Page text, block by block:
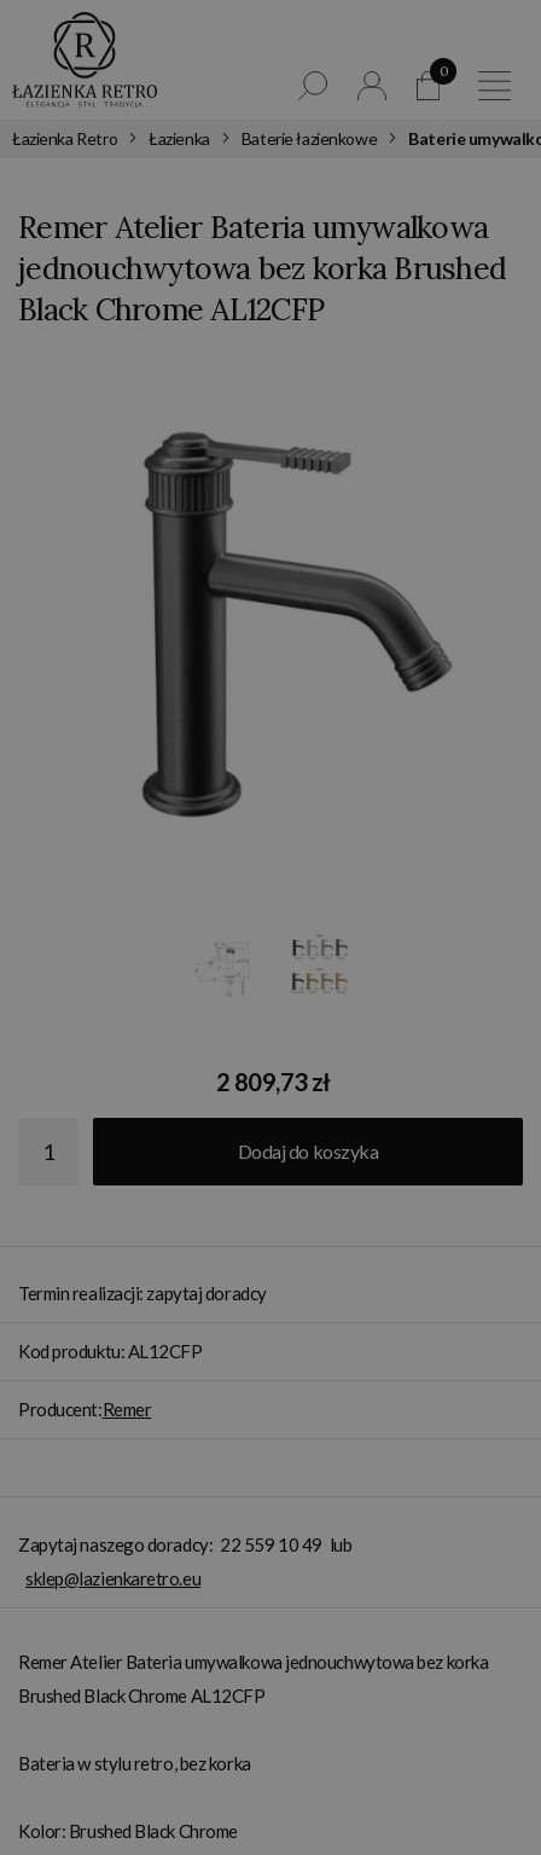
0
Łazienka Retro Łazienka Baterie łazienkowe Baterie
Remer Atelier Bateria umywalkowa
jednouchwytowa bez korka Brushed
Black Chrome AL12CFP
2 809,73 zł
Dodaj do koszyka
Termin realizacji: zapytaj doradcy
Kod produktu: AL12CFP
Producent:Remer
Zapytaj naszego doradcy: 22 559 10 49 lub
sklep@lazienkaretro.eu
Remer Atelier Bateria umywalkowa jednouchwytowa bez korka
Brushed Black Chrome AL12CFP
Bateria w stylu retro, bez korka
Kolor: Brushed Black Chrome